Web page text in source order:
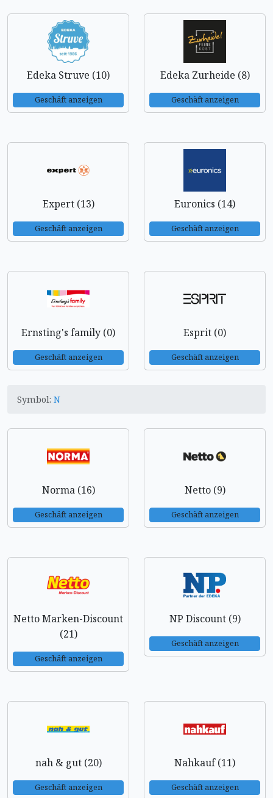
Edeka Struve (10)
Geschäft anzeigen
Edeka Zurheide (8)
Geschäft anzeigen
Expert (13)
Geschäft anzeigen
Euronics (14)
Geschäft anzeigen
Ernsting's family (0)
Geschäft anzeigen
Esprit (0)
Geschäft anzeigen
Symbol: N
Norma (16)
Geschäft anzeigen
Netto (9)
Geschäft anzeigen
Netto Marken-Discount
(21)
Geschäft anzeigen
NP Discount (9)
Geschäft anzeigen
nah & gut (20)
Geschäft anzeigen
Nahkauf (11)
Geschäft anzeigen